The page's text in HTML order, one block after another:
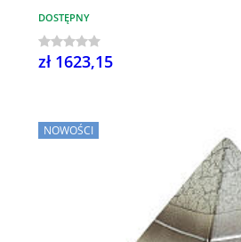
DOSTĘPNY
zł 1623,15
NOWOŚCI